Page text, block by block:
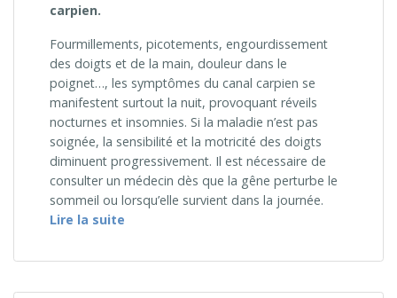
carpien.
Fourmillements, picotements, engourdissement
des doigts et de la main, douleur dans le
poignet…, les symptômes du canal carpien se
manifestent surtout la nuit, provoquant réveils
nocturnes et insomnies. Si la maladie n’est pas
soignée, la sensibilité et la motricité des doigts
diminuent progressivement. Il est nécessaire de
consulter un médecin dès que la gêne perturbe le
sommeil ou lorsqu’elle survient dans la journée.
Lire la suite